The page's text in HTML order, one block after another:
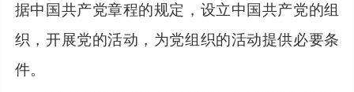
据中国共产党章程的规定，设立中国共产党的组
织，开展党的活动，为党组织的活动提供必要条
件。